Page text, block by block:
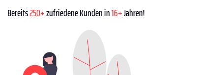
Bereits250+zufriedene Kunden in16+Jahren!